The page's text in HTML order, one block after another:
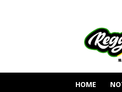
HOME